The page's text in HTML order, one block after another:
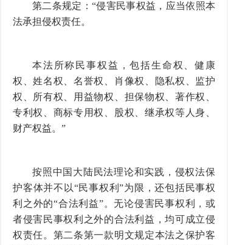
第二条规定：“侵害民事权益，应当依照本
法承担侵权责任。
本法所称民事权益，包括生命权、健康
权、姓名权、名誉权、肖像权、隐私权、监护
权、所有权、用益物权、担保物权、著作权、
专利权、商标专用权、股权、继承权等人身、
财产权益。”
按照中国大陆民法理论和实践，侵权法保
护客体并不以“民事权利”为限，还包括民事权
利之外的“合法利益”。无论侵害民事权利，或
者侵害民事权利之外的合法利益，均可成立侵
权责任。第二条第一款明文规定本法之保护客